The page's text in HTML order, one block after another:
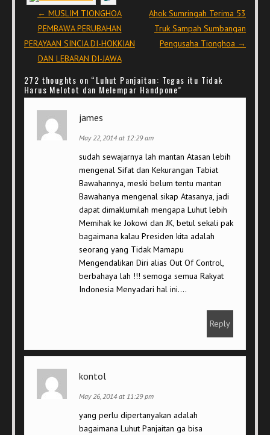
Post navigation
← MUSLIM TIONGHOA
PEMBAWA PERUBAHAN
PERAYAAN SINCIA DI-HOKKIAN
DAN LEBARAN DI-JAWA
Ahok Sumringah Terima 53
Truk Sampah Sumbangan
Pengusaha Tionghoa →
272 thoughts on “Luhut Panjaitan: Tegas itu Tidak
Harus Melotot dan Melempar Handpone”
james
May 22, 2014 at 12:29 am
sudah sewajarnya lah mantan Atasan lebih
mengenal Sifat dan Kekurangan Tabiat
Bawahannya, meski belum tentu mantan
Bawahanya mengenal sikap Atasanya, jadi
dapat dimaklumilah mengapa Luhut lebih
Memihak ke Jokowi dan JK, betul sekali pak
bagaimana kalau Presiden kita adalah
seorang yang Tidak Mamapu
Mengendalikan Diri alias Out Of Control,
berbahaya lah !!! semoga semua Rakyat
Indonesia Menyadari hal ini….
Reply
kontol
May 26, 2014 at 11:29 pm
yang perlu dipertanyakan adalah
bagaimana Luhut Panjaitan ga bisa